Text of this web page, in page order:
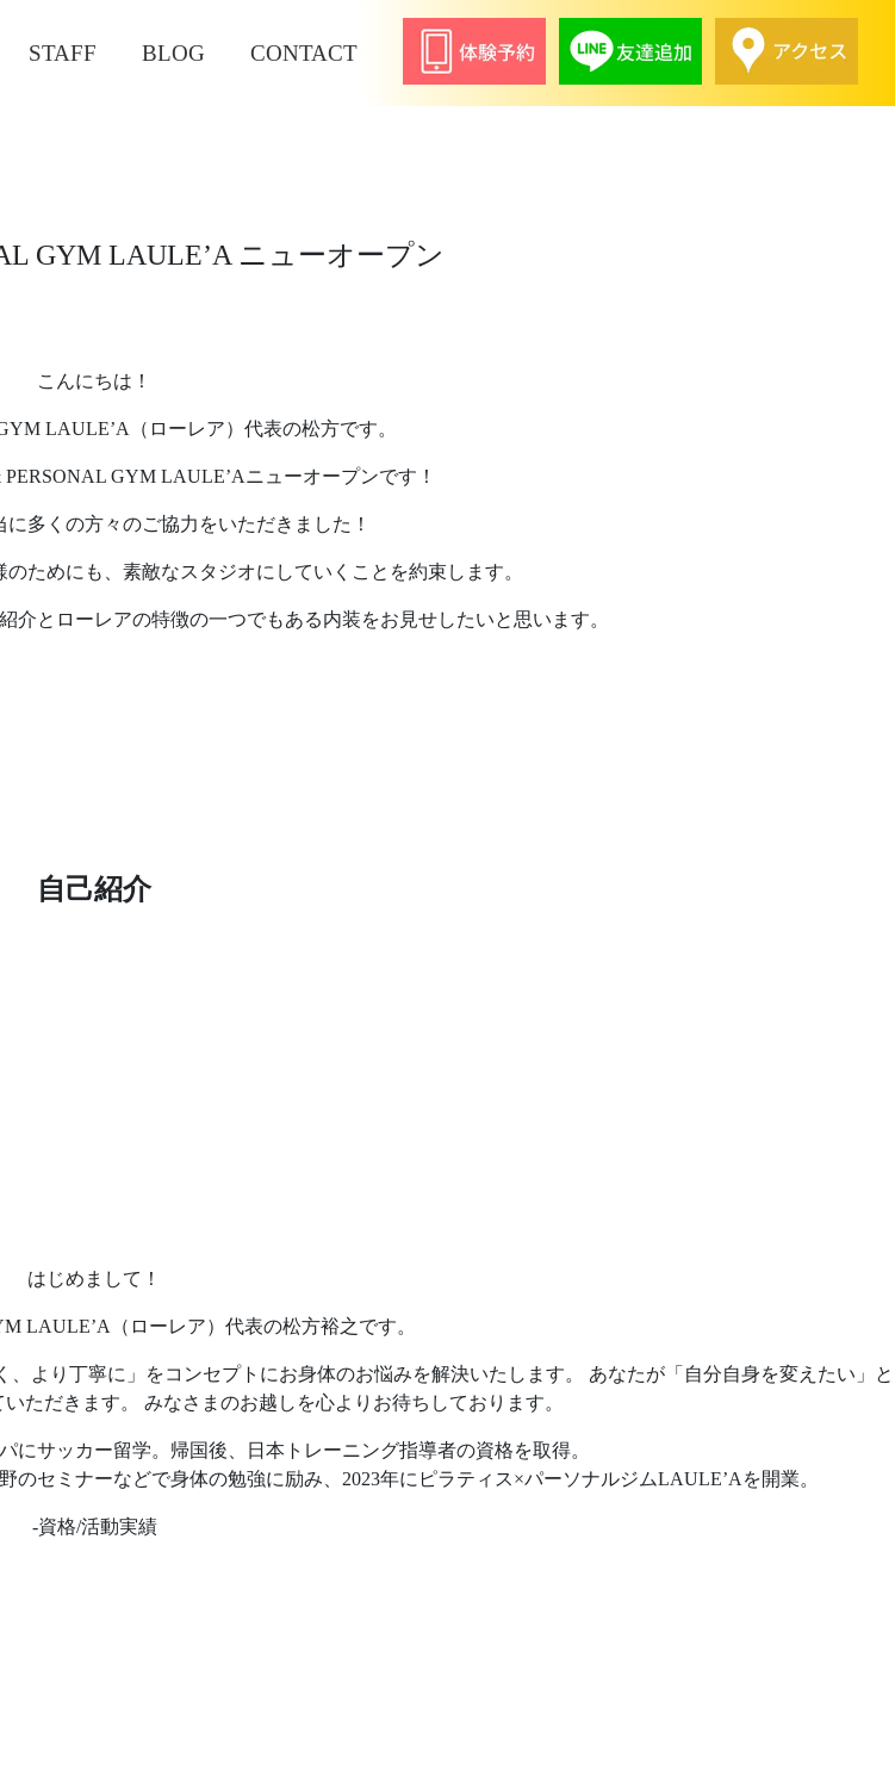
STAFF BLOG CONTACT
GYM LAULE’A ニューオープン
こんにちは！
LAULE’A（ローレア）代表の松方です。
PERSONAL GYM LAULE’Aニューオープンです！
多くの方々のご協力をいただきました！
ためにも、素敵なスタジオにしていくことを約束します。
とローレアの特徴の一つでもある内装をお見せしたいと思います。
自己紹介
はじめまして！
LAULE’A（ローレア）代表の松方裕之です。
より丁寧に」をコンセプトにお身体のお悩みを解決いたします。 あなたが「自分自身を変えたい」と
ただきます。 みなさまのお越しを心よりお待ちしております。
にサッカー留学。帰国後、日本トレーニング指導者の資格を取得。
セミナーなどで身体の勉強に励み、2023年にピラティス×パーソナルジムLAULE’Aを開業。
-資格/活動実績